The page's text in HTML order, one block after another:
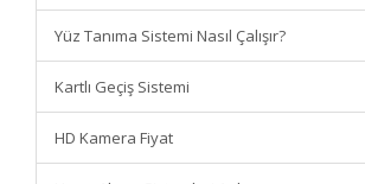
Yüz Tanıma Sistemi Nasıl Çalışır?
Kartlı Geçiş Sistemi
HD Kamera Fiyat